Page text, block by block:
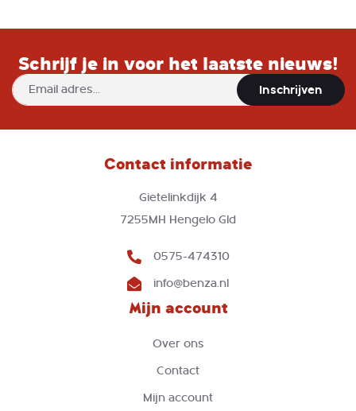
Schrijf je in voor het laatste nieuws!
Abonneer
u
onze
Inschrijven
Contact informatie
Gietelinkdijk 4
7255MH Hengelo Gld
0575-474310
info@benza.nl
Mijn account
Over ons
Contact
Mijn account